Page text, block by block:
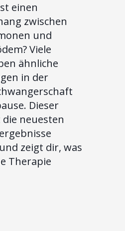
einen
zwischen
und
Viele
ähnliche
in der
Dieser
neuesten
zeigt dir, was
Therapie